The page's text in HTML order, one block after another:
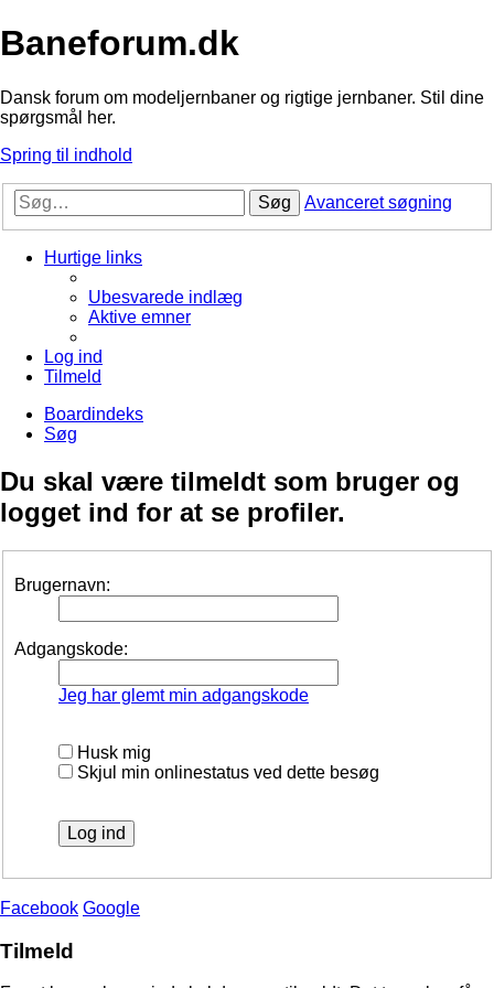
Baneforum.dk
Dansk forum om modeljernbaner og rigtige jernbaner. Stil dine
spørgsmål her.
Spring til indhold
Søg Avanceret søgning
Hurtige links
Ubesvarede indlæg
Aktive emner
Log ind
Tilmeld
Boardindeks
Søg
Du skal være tilmeldt som bruger og
logget ind for at se profiler.
Brugernavn:
Adgangskode:
Jeg har glemt min adgangskode
Husk mig
Skjul min onlinestatus ved dette besøg
Facebook Google
Tilmeld